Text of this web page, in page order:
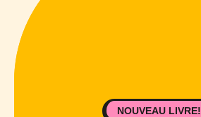
NOUVEAU LIVRE!